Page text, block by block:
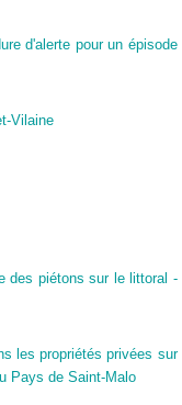
d'alerte pour un épisode
Vilaine
des piétons sur le littoral -
les propriétés privées sur
Pays de Saint-Malo